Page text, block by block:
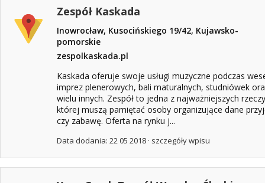
Zespół Kaskada
Inowrocław, Kusocińskiego 19/42, Kujawsko-
pomorskie
zespolkaskada.pl
Kaskada oferuje swoje usługi muzyczne podczas
imprez plenerowych, bali maturalnych, studniówek
wielu innych. Zespół to jedna z najważniejszych
której muszą pamiętać osoby organizujące dane
czy zabawę. Oferta na rynku j...
Data dodania: 22 05 2018 · szczegóły wpisu